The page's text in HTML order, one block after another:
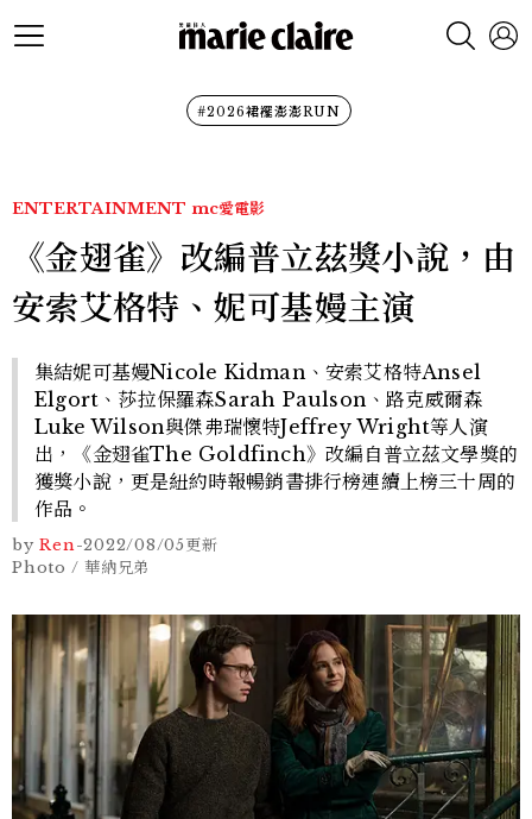
#2026裙襬澎澎RUN
ENTERTAINMENT mc愛電影
《金翅雀》改編普立茲獎小說，由
安索艾格特、妮可基嫚主演
集結妮可基嫚Nicole Kidman、安索艾格特Ansel
Elgort、莎拉保羅森Sarah Paulson、路克威爾森
Luke Wilson與傑弗瑞懷特Jeffrey Wright等人演
出，《金翅雀The Goldfinch》改編自普立茲文學獎的
獲獎小說，更是紐約時報暢銷書排行榜連續上榜三十周的
作品。
by Ren-2022/08/05更新
Photo / 華納兄弟